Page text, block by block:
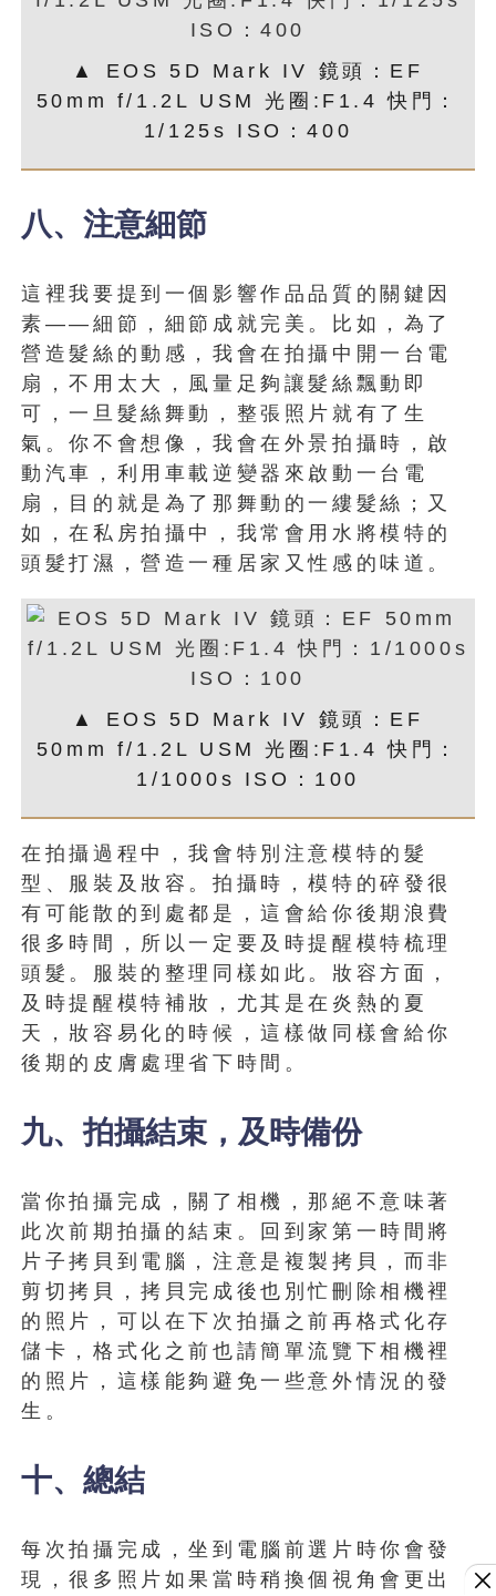
▲ EOS 5D Mark IV 鏡頭：EF
50mm f/1.2L USM 光圈:F1.4 快門：
1/125s ISO：400
八、注意細節
這裡我要提到一個影響作品品質的關鍵因
素——細節，細節成就完美。比如，為了
營造髮絲的動感，我會在拍攝中開一台電
扇，不用太大，風量足夠讓髮絲飄動即
可，一旦髮絲舞動，整張照片就有了生
氣。你不會想像，我會在外景拍攝時，啟
動汽車，利用車載逆變器來啟動一台電
扇，目的就是為了那舞動的一縷髮絲；又
如，在私房拍攝中，我常會用水將模特的
頭髮打濕，營造一種居家又性感的味道。
▲ EOS 5D Mark IV 鏡頭：EF
50mm f/1.2L USM 光圈:F1.4 快門：
1/1000s ISO：100
在拍攝過程中，我會特別注意模特的髮
型、服裝及妝容。拍攝時，模特的碎發很
有可能散的到處都是，這會給你後期浪費
很多時間，所以一定要及時提醒模特梳理
頭髮。服裝的整理同樣如此。妝容方面，
及時提醒模特補妝，尤其是在炎熱的夏
天，妝容易化的時候，這樣做同樣會給你
後期的皮膚處理省下時間。
九、拍攝結束，及時備份
當你拍攝完成，關了相機，那絕不意味著
此次前期拍攝的結束。回到家第一時間將
片子拷貝到電腦，注意是複製拷貝，而非
剪切拷貝，拷貝完成後也別忙刪除相機裡
的照片，可以在下次拍攝之前再格式化存
儲卡，格式化之前也請簡單流覽下相機裡
的照片，這樣能夠避免一些意外情況的發
生。
十、總結
每次拍攝完成，坐到電腦前選片時你會發
現，很多照片如果當時稍換個視角會更出